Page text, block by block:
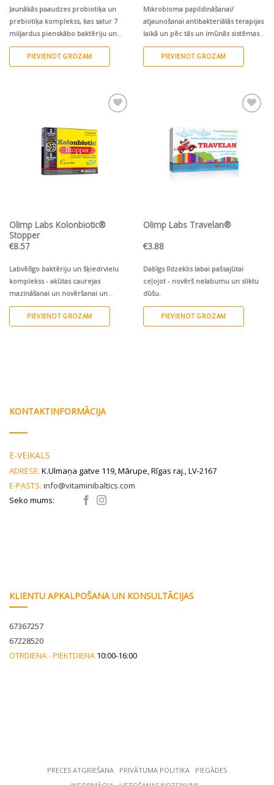
€8.57.€7.71.
Jaunākās paaudzes probiotiķa un
prebiotiķa komplekss, kas satur 7
miljardus pienskābo baktēriju un
fruktooligosaharīdus vienā kapsulā.
PIEVIENOT GROZAM
Mikrobioma papildināšanai/
atjaunošanai antibakteriālās terapijas
laikā un pēc tās un imūnās sistēmas
stiprināšanai
PIEVIENOT GROZAM
sarakstam
Olimp Labs Kolonbiotic®
Stopper
€8.57
Labvēlīgo baktēriju un šķiedrvielu
komplekss - akūtas caurejas
mazināšanai un novēršanai un
mikrobioma līdzsvara atjaunošanai
visai ģimenei no 3 gadu vecuma.
PIEVIENOT GROZAM
sarakstam
Olimp Labs Travelan®
€3.88
Dabīgs līdzeklis labai pašsajūtai
ceļojot - novērš nelabumu un sliktu
dūšu.
PIEVIENOT GROZAM
PRECES ATGRIEŠANA РRIVĀTUMA POLITIKA
PIEGĀDES
KONTAKTINFORMĀCIJA
E-VEIKALS
ADRESE: K.Ulmaņa gatve 119, Mārupe, Rīgas raj., LV-2167
E-PASTS: info@vitaminibaltics.com
Seko mums:
KLIENTU APKALPOŠANA UN KONSULTĀCIJAS
67367257
67228520
OTRDIENA - PIEKTDIENA 10:00-16:00